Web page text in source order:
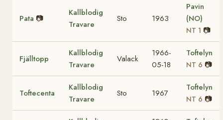
Pata 📷
Kallblodig
Travare
Sto 1963
Pavin
(NO)
NT 1 📷
Fjälltopp
Kallblodig
Travare
Valack
1966-
05-18
Toftelyn
NT 6 📷
Toftecenta
Kallblodig
Travare
Sto 1967
Toftelyn
NT 6 📷